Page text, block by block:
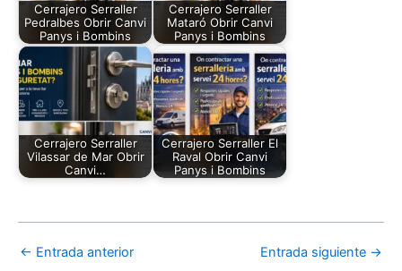
Cerrajero Serraller
Pedralbes Obrir Canvi
Panys i Bombins
Cerrajero Serraller
Mataró Obrir Canvi
Panys i Bombins
Cerrajero Serraller
Vilassar de Mar Obrir
Canvi…
Cerrajero Serraller El
Raval Obrir Canvi
Panys i Bombins
← Entrada anterior Entrada siguiente →